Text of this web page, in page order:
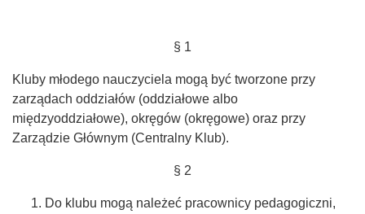
§ 1
Kluby młodego nauczyciela mogą być tworzone przy
zarządach oddziałów (oddziałowe albo
międzyoddziałowe), okręgów (okręgowe) oraz przy
Zarządzie Głównym (Centralny Klub).
§ 2
Do klubu mogą należeć pracownicy pedagogiczni,